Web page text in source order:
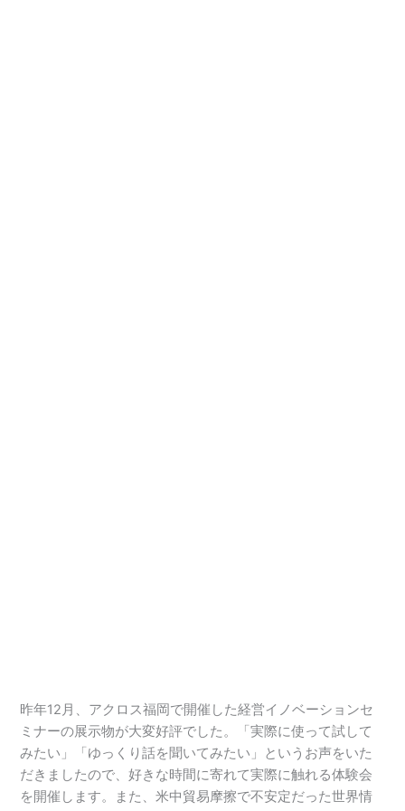
昨年12月、アクロス福岡で開催した経営イノベーションセ
ミナーの展示物が大変好評でした。「実際に使って試して
みたい」「ゆっくり話を聞いてみたい」というお声をいた
だきましたので、好きな時間に寄れて実際に触れる体験会
を開催します。また、米中貿易摩擦で不安定だった世界情